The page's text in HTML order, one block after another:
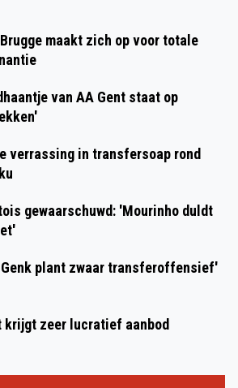
maakt zich op voor totale
van AA Gent staat op
verrassing in transfersoap rond
gewaarschuwd: 'Mourinho duldt
Genk plant zwaar transferoffensief'
krijgt zeer lucratief aanbod